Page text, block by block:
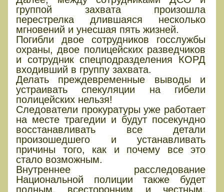
группой захвата произошла
перестрелка длившаяся несколько
мгновений и унесшая пять жизней.
Погибли двое сотрудников госслужбы
охраны, двое полицейских разведчиков
и сотрудник спецподразделения КОРД
входивший в группу захвата.
Делать преждевременные выводы и
устраивать спекуляции на гибели
полицейских нельзя!
Следователи прокуратуры уже работает
на месте трагедии и будут посекундно
восстанавливать все детали
произошедшего и устанавливать
причины того, как и почему все это
стало возможным.
Внутреннее расследование
Национальной полиции также будет
полным, всесторонним и честным.